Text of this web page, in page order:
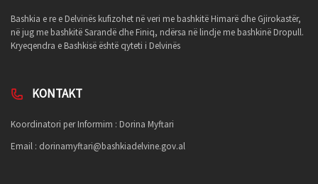
Bashkia e re e Delvinës kufizohet në veri me bashkitë Himarë dhe Gjirokastër,
në jug me bashkitë Sarandë dhe Finiq, ndërsa në lindje me bashkinë Dropull.
Kryeqendra e Bashkisë është qyteti i Delvinës
KONTAKT
Koordinatori per Informim : Dorina Myftari
Email : dorinamyftari@bashkiadelvine.gov.al